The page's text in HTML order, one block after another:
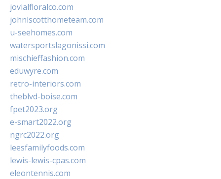
jovialfloralco.com
johnlscotthometeam.com
u-seehomes.com
watersportslagonissi.com
mischieffashion.com
eduwyre.com
retro-interiors.com
theblvd-boise.com
fpet2023.org
e-smart2022.org
ngrc2022.org
leesfamilyfoods.com
lewis-lewis-cpas.com
eleontennis.com